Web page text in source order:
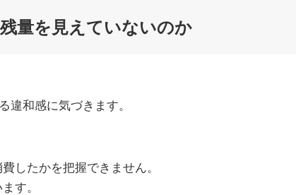
量を見えていないのか
違和感に気づきます。
したかを把握できません。
す。